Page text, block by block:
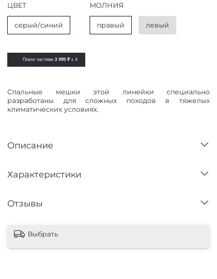
Плати частями 3 990 ₽ x 4
ЦВЕТ
серый/синий
МОЛНИЯ
правый левый
Спальные мешки этой линейки специально
разработаны для сложных походов в тяжелых
климатических условиях.
Описание
Характеристики
Отзывы
Выбрать